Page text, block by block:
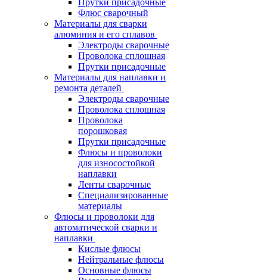
Прутки присадочные
Флюс сварочный
Материалы для сварки
алюминия и его сплавов
Электроды сварочные
Проволока сплошная
Прутки присадочные
Материалы для наплавки и
ремонта деталей
Электроды сварочные
Проволока сплошная
Проволока
порошковая
Прутки присадочные
Флюсы и проволоки
для износостойкой
наплавки
Ленты сварочные
Специализированные
материалы
Флюсы и проволоки для
автоматической сварки и
наплавки
Кислые флюсы
Нейтральные флюсы
Основные флюсы